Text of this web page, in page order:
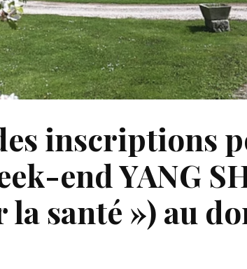
inscriptions
end YANG
la santé ») au